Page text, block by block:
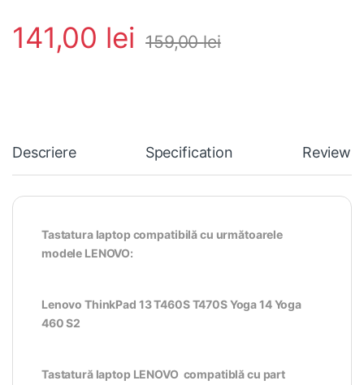
141,00 lei 159,00lei
Descriere Specification Reviews
Tastatura laptop compatibilă cu următoarele
modele LENOVO:
Lenovo ThinkPad 13 T460S T470S Yoga 14 Yoga
460 S2
Tastatură laptop LENOVO compatiblă cu part